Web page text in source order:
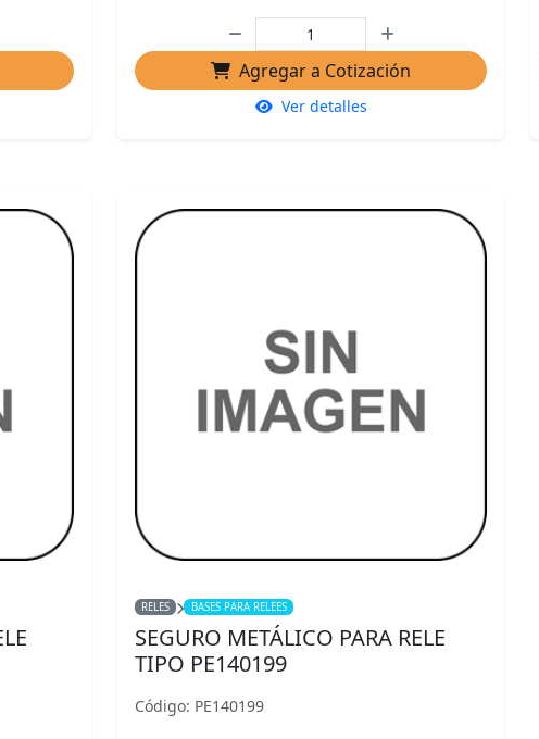
Agregar a Cotización
Ver detalles
RELES BASES PARA RELEES
SEGURO METÁLICO PARA RELE
TIPO PE140199
Código: PE140199